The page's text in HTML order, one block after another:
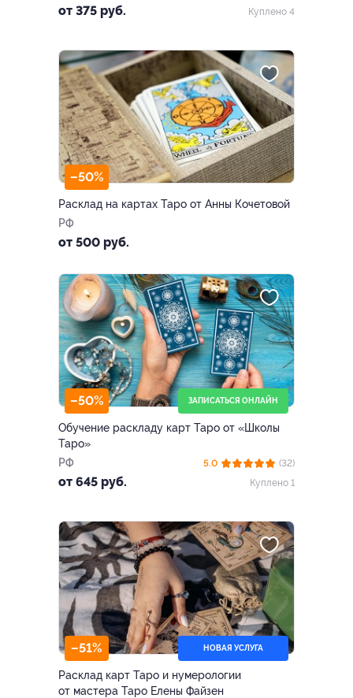
от 375 руб. Куплено 4
–50%
Расклад на картах Таро от Анны Кочетовой
РФ
от 500 руб.
–50% ЗАПИСАТЬСЯ ОНЛАЙН
Обучение раскладу карт Таро от «Школы
Таро»
РФ
от 645 руб.
5.0
(32)
Куплено 1
–51% НОВАЯ УСЛУГА
Расклад карт Таро и нумерологии
от мастера Таро Елены Файзен